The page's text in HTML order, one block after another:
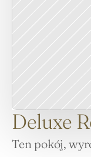
Deluxe
Ten pokój,